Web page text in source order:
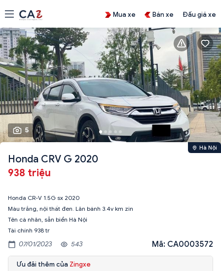
Mua xe Bán xe Đấu giá xe
5
Hà Nội
Honda CRV G 2020
938 triệu
Honda CR-V 1.5G sx 2020
Màu trắng, nội thất đen. Lăn bánh 3.4v km zin
Tên cá nhân, sẵn biển Hà Nội
07/01/2023 543 Mã: CA0003572
Ưu đãi thêm của Zingxe